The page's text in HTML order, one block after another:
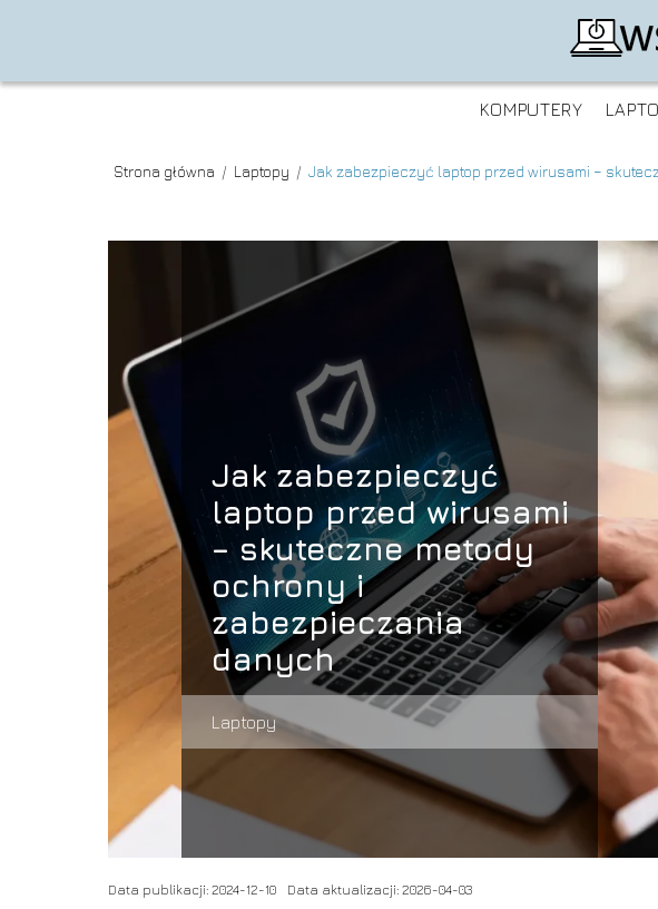
KOMPUTERY
Strona główna / Laptopy / Jak zabezpieczyć laptop przed wirusami –
Jak zabezpieczyć
laptop przed wirusami
– skuteczne metody
ochrony i
zabezpieczania
danych
Laptopy
Data publikacji: 2024-12-10 Data aktualizacji: 2026-04-03